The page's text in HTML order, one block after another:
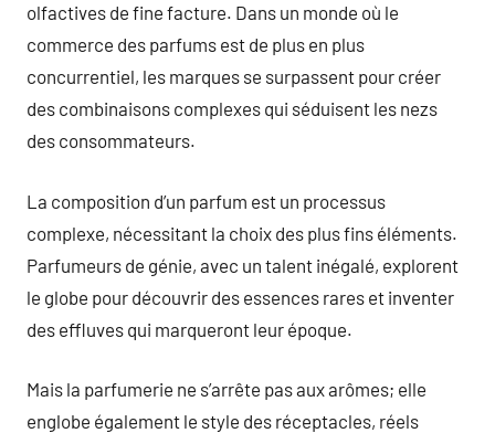
olfactives de fine facture. Dans un monde où le
commerce des parfums est de plus en plus
concurrentiel, les marques se surpassent pour créer
des combinaisons complexes qui séduisent les nezs
des consommateurs.
La composition d’un parfum est un processus
complexe, nécessitant la choix des plus fins éléments.
Parfumeurs de génie, avec un talent inégalé, explorent
le globe pour découvrir des essences rares et inventer
des effluves qui marqueront leur époque.
Mais la parfumerie ne s’arrête pas aux arômes; elle
englobe également le style des réceptacles, réels